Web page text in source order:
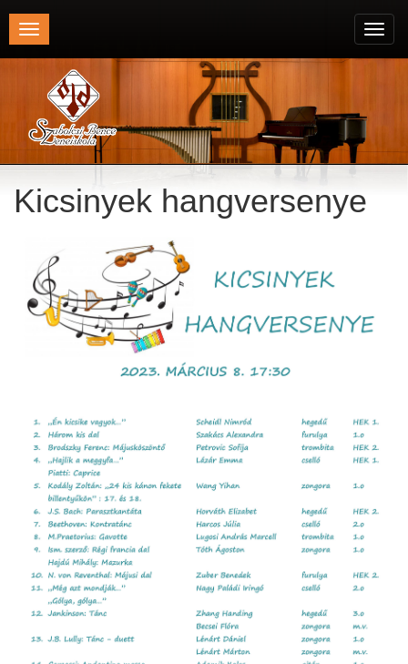
Toggle
navigation
Kicsinyek hangversenye